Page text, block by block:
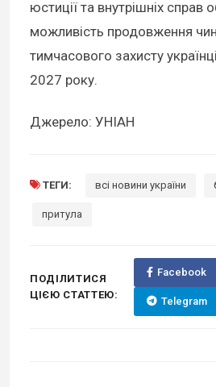
юстиції та внутрішніх справ
можливість продовження
тимчасового захисту
2027 року.
Джерело: УНІАН
ТЕГИ: всі новини україни
притула
ПОДІЛИТИСЯ
ЦІЄЮ СТАТТЕЮ:
Facebook
Telegram